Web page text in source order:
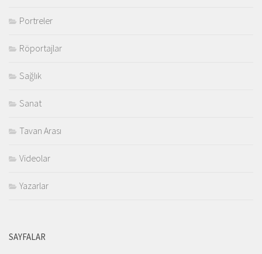
Portreler
Röportajlar
Sağlık
Sanat
Tavan Arası
Videolar
Yazarlar
SAYFALAR